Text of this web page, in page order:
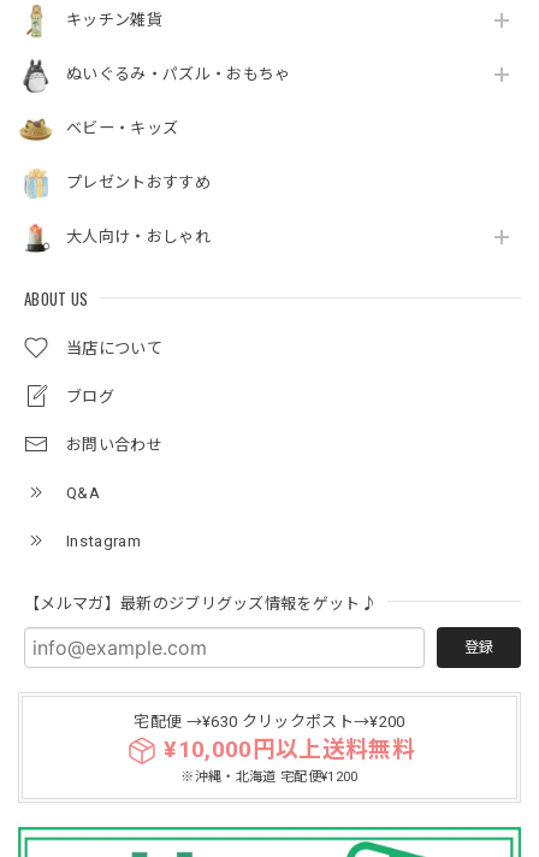
キッチン雑貨
ぬいぐるみ・パズル・おもちゃ
ベビー・キッズ
プレゼントおすすめ
大人向け・おしゃれ
ABOUT US
当店について
ブログ
お問い合わせ
Q&A
Instagram
【メルマガ】最新のジブリグッズ情報をゲット♪
登録
宅配便 →¥630 クリックポスト→¥200
¥10,000円以上送料無料
※沖縄・北海道 宅配便¥1200